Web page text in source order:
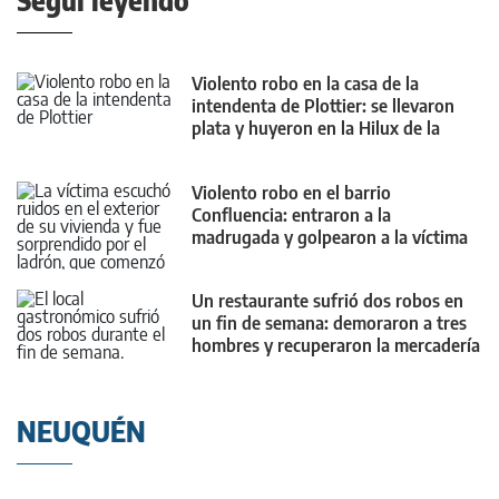
Violento robo en la casa de la
intendenta de Plottier: se llevaron
plata y huyeron en la Hilux de la
Violento robo en el barrio
Confluencia: entraron a la
madrugada y golpearon a la víctima
Un restaurante sufrió dos robos en
un fin de semana: demoraron a tres
hombres y recuperaron la mercadería
NEUQUÉN